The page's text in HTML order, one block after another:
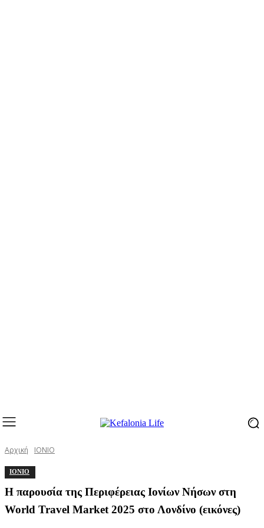
Αρχική ΙΟΝΙΟ
ΙΟΝΙΟ
Η παρουσία της Περιφέρειας Ιονίων Νήσων στη
World Travel Market 2025 στο Λονδίνο (εικόνες)